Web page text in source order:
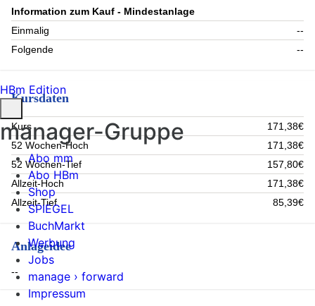
Information zum Kauf - Mindestanlage
Einmalig
--
Folgende
--
Kursdaten
Kurs
171,38€
52 Wochen-Hoch
171,38€
52 Wochen-Tief
157,80€
Allzeit-Hoch
171,38€
Allzeit-Tief
85,39€
Anlageidee
--
HBm Edition
manager-Gruppe
Abo mm
Abo HBm
Shop
SPIEGEL
BuchMarkt
Werbung
Jobs
manage › forward
Impressum